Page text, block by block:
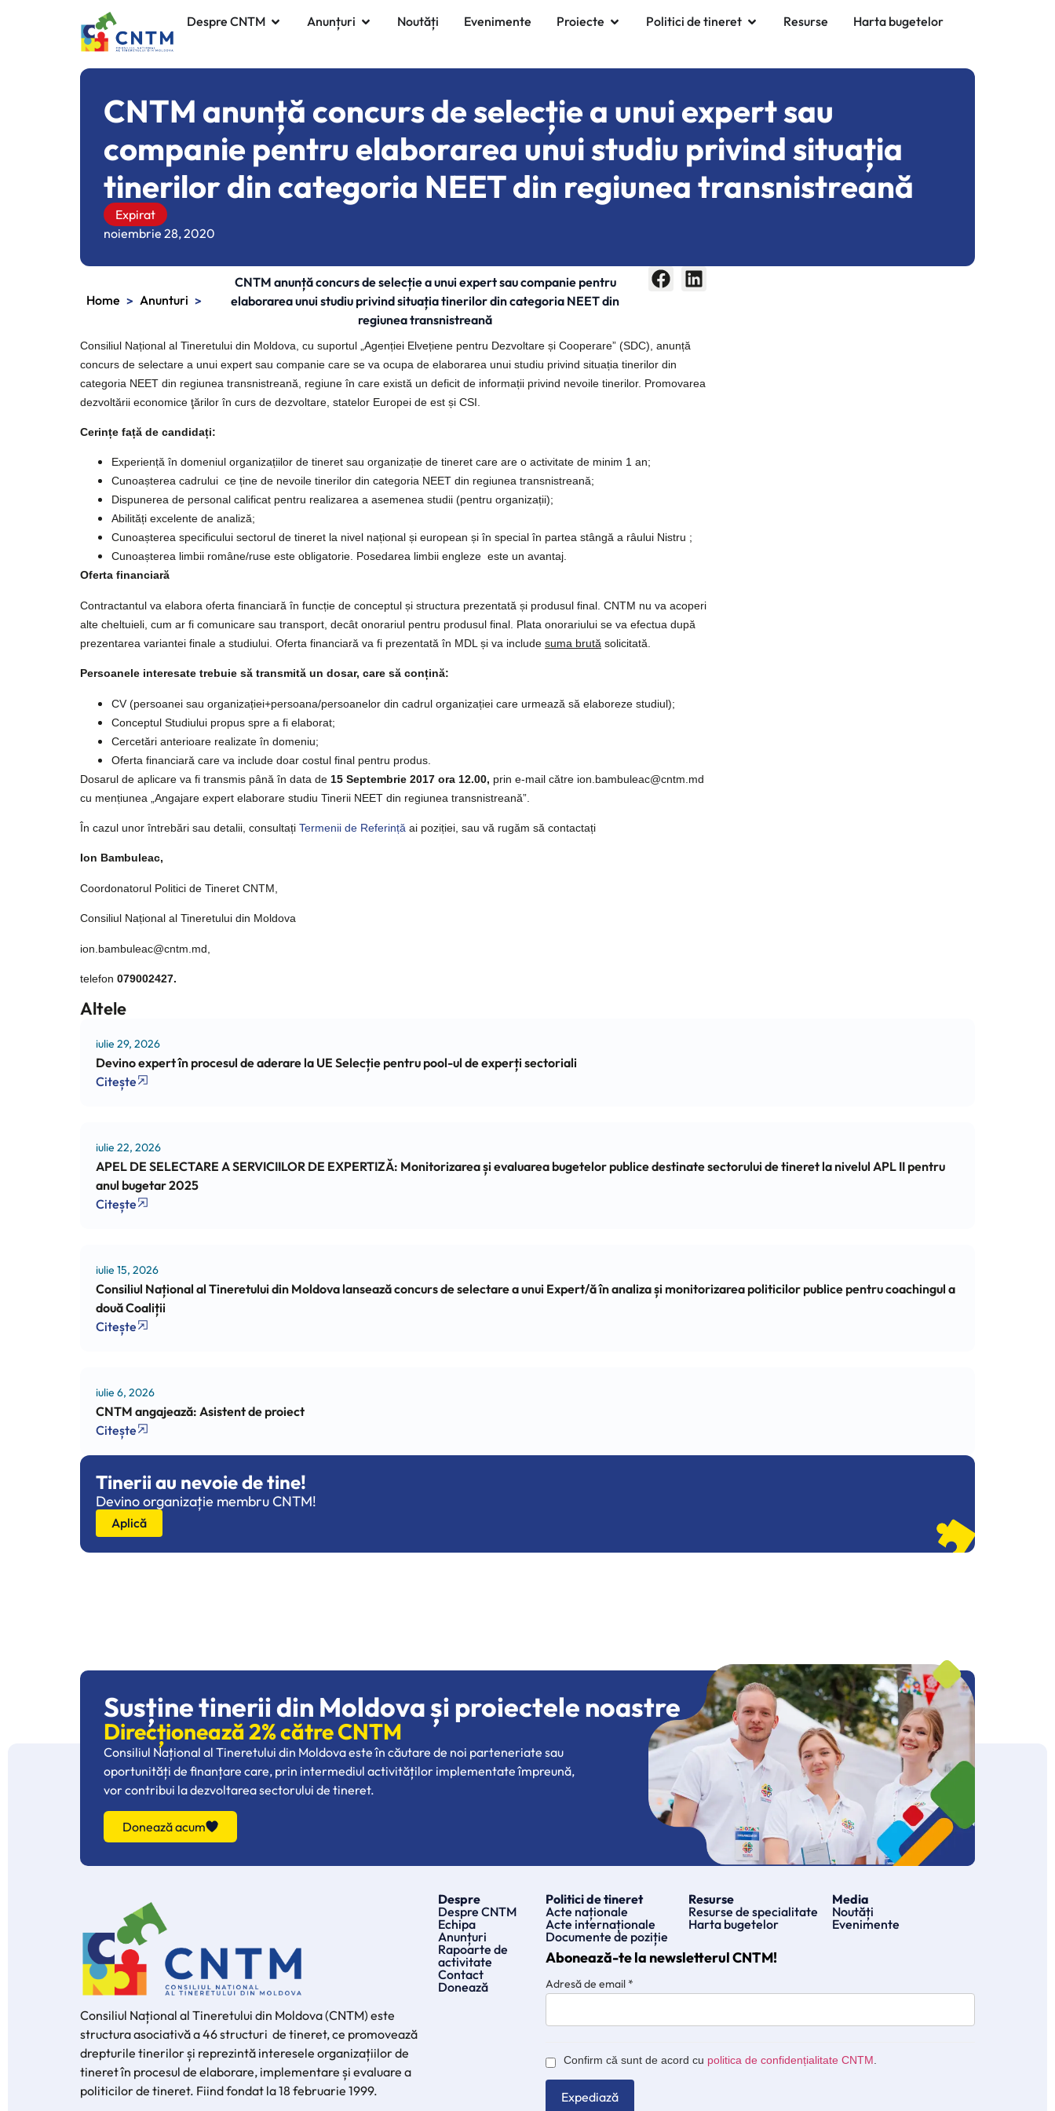
Despre CNTM Anunțuri Noutăți Evenimente Proiecte Politici de tineret Resurse Harta bugetelor
CNTM anunță concurs de selecție a unui expert sau
companie pentru elaborarea unui studiu privind situația
tinerilor din categoria NEET din regiunea transnistreană
Expirat
noiembrie 28, 2020
Home > Anunturi >
CNTM anunță concurs de selecție a unui expert sau companie pentru
elaborarea unui studiu privind situația tinerilor din categoria NEET din
regiunea transnistreană
Consiliul Național al Tineretului din Moldova, cu suportul „Agenției Elvețiene pentru Dezvoltare și Cooperare” (SDC), anunță
concurs de selectare a unui expert sau companie care se va ocupa de elaborarea unui studiu privind situația tinerilor din
categoria NEET din regiunea transnistreană, regiune în care există un deficit de informații privind nevoile tinerilor. Promovarea
dezvoltării economice ţărilor în curs de dezvoltare, statelor Europei de est și CSI.
Cerințe față de candidați:
Experiență în domeniul organizațiilor de tineret sau organizație de tineret care are o activitate de minim 1 an;
Cunoașterea cadrului ce ține de nevoile tinerilor din categoria NEET din regiunea transnistreană;
Dispunerea de personal calificat pentru realizarea a asemenea studii (pentru organizații);
Abilități excelente de analiză;
Cunoașterea specificului sectorul de tineret la nivel național și european și în special în partea stângă a râului Nistru ;
Cunoașterea limbii române/ruse este obligatorie. Posedarea limbii engleze este un avantaj.
Oferta financiară
Contractantul va elabora oferta financiară în funcție de conceptul și structura prezentată și produsul final. CNTM nu va acoperi
alte cheltuieli, cum ar fi comunicare sau transport, decât onorariul pentru produsul final. Plata onorariului se va efectua după
prezentarea variantei finale a studiului. Oferta financiară va fi prezentată în MDL și va include suma brută solicitată.
Persoanele interesate trebuie să transmită un dosar, care să conțină:
CV (persoanei sau organizației+persoana/persoanelor din cadrul organizației care urmează să elaboreze studiul);
Conceptul Studiului propus spre a fi elaborat;
Cercetări anterioare realizate în domeniu;
Oferta financiară care va include doar costul final pentru produs.
Dosarul de aplicare va fi transmis până în data de 15 Septembrie 2017 ora 12.00, prin e-mail către ion.bambuleac@cntm.md
cu mențiunea „Angajare expert elaborare studiu Tinerii NEET din regiunea transnistreană”.
În cazul unor întrebări sau detalii, consultați Termenii de Referință ai poziției, sau vă rugăm să contactați
Ion Bambuleac,
Coordonatorul Politici de Tineret CNTM,
Consiliul Național al Tineretului din Moldova
ion.bambuleac@cntm.md,
telefon 079002427.
Altele
iulie 29, 2026
Devino expert în procesul de aderare la UE Selecție pentru pool-ul de experți sectoriali
Citește
iulie 22, 2026
APEL DE SELECTARE A SERVICIILOR DE EXPERTIZĂ: Monitorizarea și evaluarea bugetelor publice destinate sectorului de tineret la nivelul APL II pentru
anul bugetar 2025
Citește
iulie 15, 2026
Consiliul Național al Tineretului din Moldova lansează concurs de selectare a unui Expert/ă în analiza și monitorizarea politicilor publice pentru coachingul a
două Coaliții
Citește
iulie 6, 2026
CNTM angajează: Asistent de proiect
Citește
Tinerii au nevoie de tine!
Devino organizație membru CNTM!
Aplică
Susține tinerii din Moldova și proiectele noastre
Direcționează 2% către CNTM
Consiliul Național al Tineretului din Moldova este în căutare de noi parteneriate sau
oportunități de finanțare care, prin intermediul activităților implementate împreună,
vor contribui la dezvoltarea sectorului de tineret.
Donează acum
Consiliul Național al Tineretului din Moldova (CNTM) este
structura asociativă a 46 structuri de tineret, ce promovează
drepturile tinerilor și reprezintă interesele organizațiilor de
tineret în procesul de elaborare, implementare și evaluare a
politicilor de tineret. Fiind fondat la 18 februarie 1999.
Despre
Despre CNTM
Echipa
Anunțuri
Rapoarte de
activitate
Contact
Donează
Politici de tineret
Acte naționale
Acte internaționale
Documente de poziție
Resurse
Resurse de specialitate
Harta bugetelor
Media
Noutăți
Evenimente
Abonează-te la newsletterul CNTM!
Adresă de email*
Confirm că sunt de acord cu politica de confidențialitate CNTM